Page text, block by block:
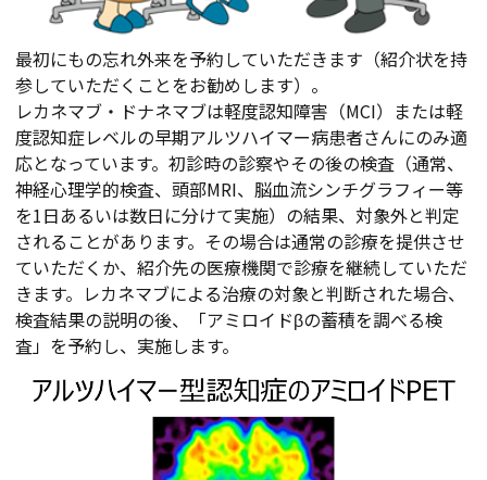
最初にもの忘れ外来を予約していただきます（紹介状を持
参していただくことをお勧めします）。
レカネマブ・ドナネマブは軽度認知障害（MCI）または軽
度認知症レベルの早期アルツハイマー病患者さんにのみ適
応となっています。初診時の診察やその後の検査（通常、
神経心理学的検査、頭部MRI、脳血流シンチグラフィー等
を1日あるいは数日に分けて実施）の結果、対象外と判定
されることがあります。その場合は通常の診療を提供させ
ていただくか、紹介先の医療機関で診療を継続していただ
きます。レカネマブによる治療の対象と判断された場合、
検査結果の説明の後、「アミロイドβの蓄積を調べる検
査」を予約し、実施します。